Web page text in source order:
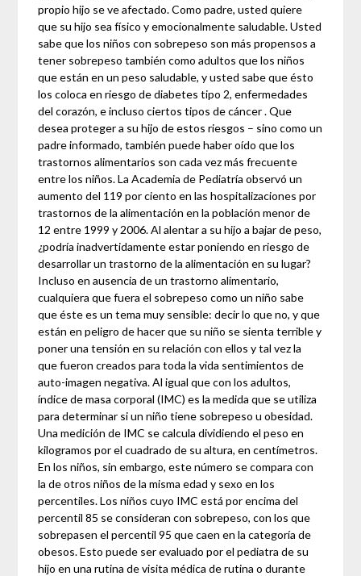
propio hijo se ve afectado. Como padre, usted quiere
que su hijo sea físico y emocionalmente saludable. Usted
sabe que los niños con sobrepeso son más propensos a
tener sobrepeso también como adultos que los niños
que están en un peso saludable, y usted sabe que ésto
los coloca en riesgo de diabetes tipo 2, enfermedades
del corazón, e incluso ciertos tipos de cáncer . Que
desea proteger a su hijo de estos riesgos – sino como un
padre informado, también puede haber oído que los
trastornos alimentarios son cada vez más frecuente
entre los niños. La Academia de Pediatría observó un
aumento del 119 por ciento en las hospitalizaciones por
trastornos de la alimentación en la población menor de
12 entre 1999 y 2006. Al alentar a su hijo a bajar de peso,
¿podría inadvertidamente estar poniendo en riesgo de
desarrollar un trastorno de la alimentación en su lugar?
Incluso en ausencia de un trastorno alimentario,
cualquiera que fuera el sobrepeso como un niño sabe
que éste es un tema muy sensible: decir lo que no, y que
están en peligro de hacer que su niño se sienta terrible y
poner una tensión en su relación con ellos y tal vez la
que fueron creados para toda la vida sentimientos de
auto-imagen negativa. Al igual que con los adultos,
índice de masa corporal (IMC) es la medida que se utiliza
para determinar si un niño tiene sobrepeso u obesidad.
Una medición de IMC se calcula dividiendo el peso en
kilogramos por el cuadrado de su altura, en centímetros.
En los niños, sin embargo, este número se compara con
la de otros niños de la misma edad y sexo en los
percentiles. Los niños cuyo IMC está por encima del
percentil 85 se consideran con sobrepeso, con los que
sobrepasen el percentil 95 que caen en la categoría de
obesos. Esto puede ser evaluado por el pediatra de su
hijo en una rutina de visita médica de rutina o durante